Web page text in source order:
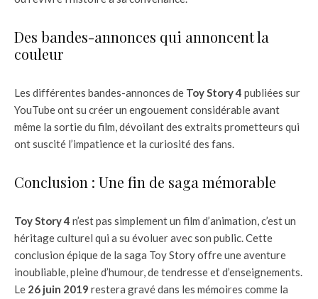
Des bandes-annonces qui annoncent la
couleur
Les différentes bandes-annonces de Toy Story 4 publiées sur
YouTube ont su créer un engouement considérable avant
même la sortie du film, dévoilant des extraits prometteurs qui
ont suscité l’impatience et la curiosité des fans.
Conclusion : Une fin de saga mémorable
Toy Story 4 n’est pas simplement un film d’animation, c’est un
héritage culturel qui a su évoluer avec son public. Cette
conclusion épique de la saga Toy Story offre une aventure
inoubliable, pleine d’humour, de tendresse et d’enseignements.
Le 26 juin 2019 restera gravé dans les mémoires comme la